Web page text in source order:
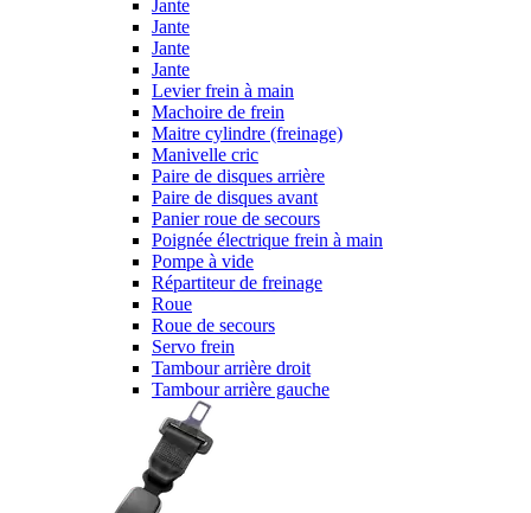
Jante
Jante
Jante
Jante
Levier frein à main
Machoire de frein
Maitre cylindre (freinage)
Manivelle cric
Paire de disques arrière
Paire de disques avant
Panier roue de secours
Poignée électrique frein à main
Pompe à vide
Répartiteur de freinage
Roue
Roue de secours
Servo frein
Tambour arrière droit
Tambour arrière gauche